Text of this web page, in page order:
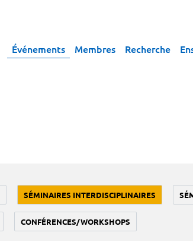
Événements Membres Recherche
SÉMINAIRES INTERDISCIPLINAIRES
CONFÉRENCES/WORKSHOPS